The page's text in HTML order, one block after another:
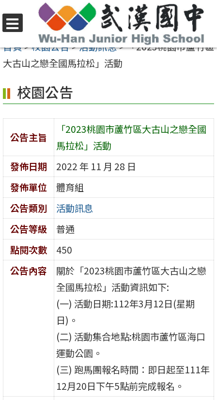
至
要
容
區
選
單
首頁>校園公告>活動訊息>「2023桃園市蘆竹區
大古山之戀全國馬拉松」活動
校園公告
公告主旨
「2023桃園市蘆竹區大古山之戀全國
馬拉松」活動
發佈日期
2022 年 11 月 28 日
發佈單位
體育組
公告類別
活動訊息
公告等級
普通
點閱次數
450
公告內容
關於「2023桃園市蘆竹區大古山之戀
全國馬拉松」活動資訊如下:
(一) 活動日期:112年3月12日(星期
日)。
(二) 活動集合地點:桃園市蘆竹區海口
運動公園。
(三) 跑馬團報名時間：即日起至111年
12月20日下午5點前完成報名。